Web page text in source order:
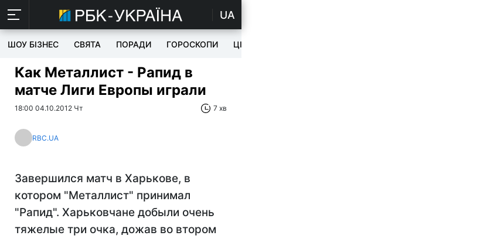
UA
ШОУ БІЗНЕС СВЯТА ПОРАДИ ГОРОСКОПИ ЦІКАВЕ
Как Металлист - Рапид в
матче Лиги Европы играли
18:00 04.10.2012 Чт 7 хв
RBC.UA
Завершился матч в Харькове, в
котором "Металлист" принимал
"Рапид". Харьковчане добыли очень
тяжелые три очка, дожав во втором